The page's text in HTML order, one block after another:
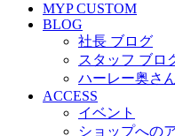
MYP CUSTOM
BLOG
社長 ブログ
スタッフ ブロ
ハーレー奥さ
ACCESS
イベント
ショップへの